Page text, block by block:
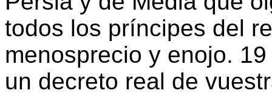
todos los príncipes del
menosprecio y enojo.
un decreto real de